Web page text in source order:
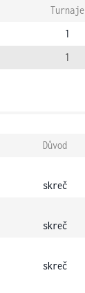
Turnaje
1
1
Důvod
skreč
skreč
skreč